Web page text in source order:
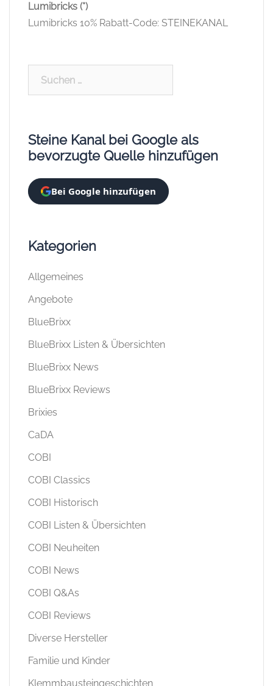
Lumibricks (*)
Lumibricks 10% Rabatt-Code: STEINEKANAL
Steine Kanal bei Google als
bevorzugte Quelle hinzufügen
Bei Google hinzufügen
Kategorien
Allgemeines
Angebote
BlueBrixx
BlueBrixx Listen & Übersichten
BlueBrixx News
BlueBrixx Reviews
Brixies
CaDA
COBI
COBI Classics
COBI Historisch
COBI Listen & Übersichten
COBI Neuheiten
COBI News
COBI Q&As
COBI Reviews
Diverse Hersteller
Familie und Kinder
Klemmbausteingeschichten